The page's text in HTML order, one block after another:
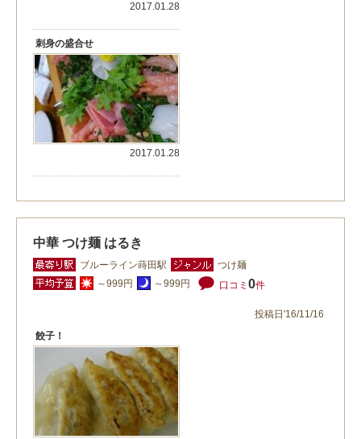
2017.01.28
刺身の盛合せ
2017.01.28
中華 つけ麺 はるき
ブルーライン蒔田駅
つけ麺
～999円
～999円 口コミ 0件
投稿日'16/11/16
餃子！